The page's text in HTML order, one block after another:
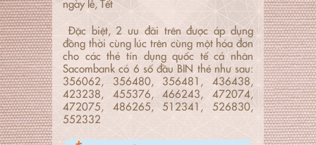
ngày lễ, Tết
Đặc biệt, 2 ưu đãi trên được áp dụng
đồng thời cùng lúc trên cùng một hóa đơn
cho các thẻ tín dụng quốc tế cá nhân
Sacombank có 6 số đầu BIN thẻ như sau:
356062, 356480, 356481, 436438,
423238, 455376, 466243, 472074,
472075, 486265, 512341, 526830,
552332